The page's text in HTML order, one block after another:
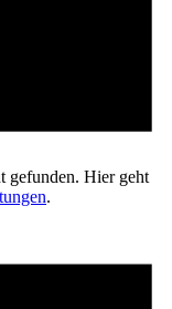
gefunden. Hier geht
.